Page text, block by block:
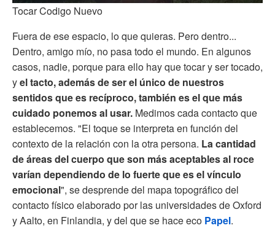
Tocar Codigo Nuevo
Fuera de ese espacio, lo que quieras. Pero dentro...
Dentro, amigo mío, no pasa todo el mundo. En algunos
casos, nadie, porque para ello hay que tocar y ser tocado,
yel tacto, además de ser el único de nuestros
sentidos que es recíproco, también es el que más
cuidado ponemos al usar. Medimos cada contacto que
establecemos. "El toque se interpreta en función del
contexto de la relación con la otra persona. La cantidad
de áreas del cuerpo que son más aceptables al roce
varían dependiendo de lo fuerte que es el vínculo
emocional", se desprende del mapa topográfico del
contacto físico elaborado por las universidades de Oxford
y Aalto, en Finlandia, y del que se hace eco Papel.